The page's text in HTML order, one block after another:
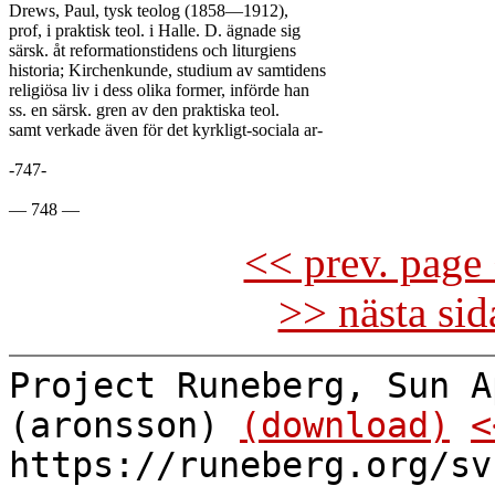
Drews, Paul, tysk teolog (1858—1912),
prof, i praktisk teol. i Halle. D. ägnade sig
särsk. åt reformationstidens och liturgiens
historia; Kirchenkunde, studium av samtidens
religiösa liv i dess olika former, införde han
ss. en särsk. gren av den praktiska teol.
samt verkade även för det kyrkligt-sociala ar-
-747-
<< prev.
>> nästa
Project Runeberg, Sun
(aronsson)
(download)
https://runeberg.org/